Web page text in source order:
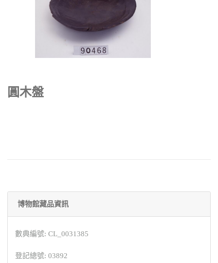
圓木盤
博物館藏品資訊
數典編號: CL_0031385
登記總號: 03892